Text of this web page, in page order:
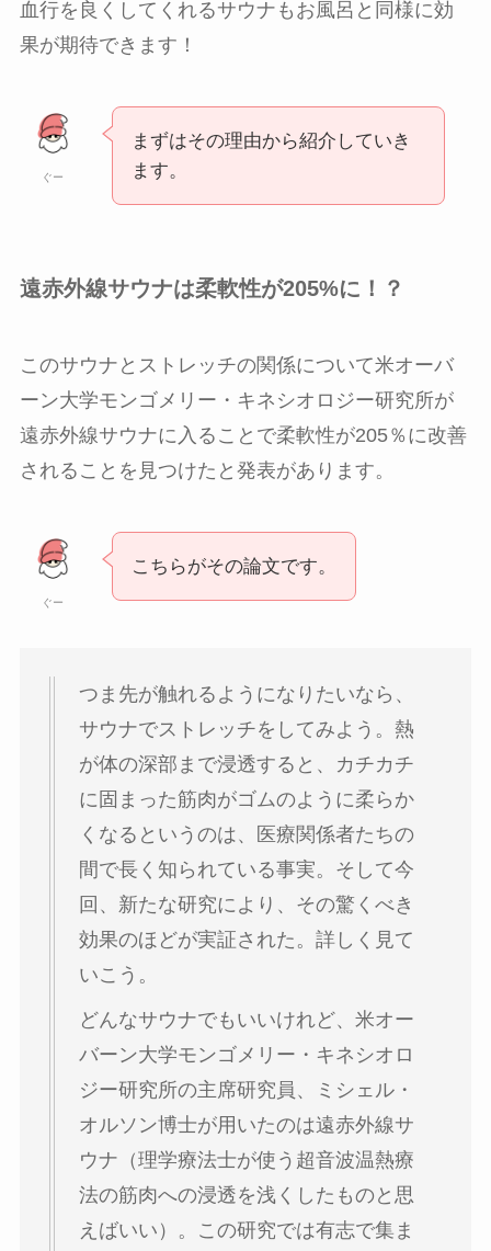
血行を良くしてくれるサウナもお風呂と同様に効
果が期待できます！
ぐー
まずはその理由から紹介していき
ます。
遠赤外線サウナは柔軟性が205%に！？
このサウナとストレッチの関係について米オーバ
ーン大学モンゴメリー・キネシオロジー研究所が
遠赤外線サウナに入ることで柔軟性が205％に改善
されることを見つけたと発表があります。
ぐー
こちらがその論文です。
つま先が触れるようになりたいなら、
サウナでストレッチをしてみよう。熱
が体の深部まで浸透すると、カチカチ
に固まった筋肉がゴムのように柔らか
くなるというのは、医療関係者たちの
間で長く知られている事実。そして今
回、新たな研究により、その驚くべき
効果のほどが実証された。詳しく見て
いこう。
どんなサウナでもいいけれど、米オー
バーン大学モンゴメリー・キネシオロ
ジー研究所の主席研究員、ミシェル・
オルソン博士が用いたのは遠赤外線サ
ウナ（理学療法士が使う超音波温熱療
法の筋肉への浸透を浅くしたものと思
えばいい）。この研究では有志で集ま